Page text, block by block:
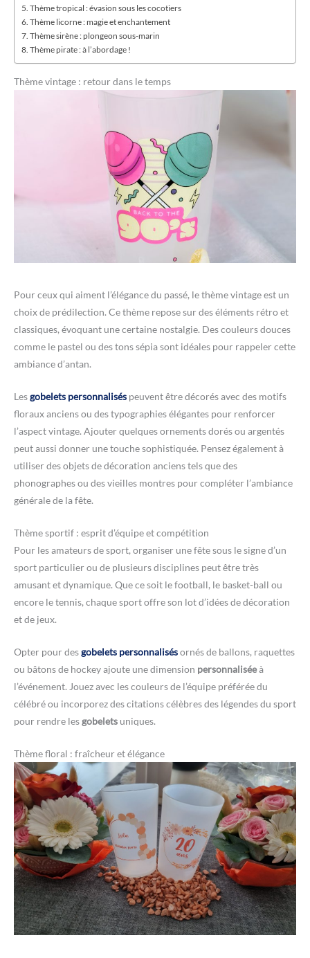
Thème tropical : évasion sous les cocotiers
Thème licorne : magie et enchantement
Thème sirène : plongeon sous-marin
Thème pirate : à l’abordage !
Thème vintage : retour dans le temps
Pour ceux qui aiment l’élégance du passé, le thème vintage est un
choix de prédilection. Ce thème repose sur des éléments rétro et
classiques, évoquant une certaine nostalgie. Des couleurs douces
comme le pastel ou des tons sépia sont idéales pour rappeler cette
ambiance d’antan.
Lesgobelets personnalisés peuvent être décorés avec des motifs
floraux anciens ou des typographies élégantes pour renforcer
l’aspect vintage. Ajouter quelques ornements dorés ou argentés
peut aussi donner une touche sophistiquée. Pensez également à
utiliser des objets de décoration anciens tels que des
phonographes ou des vieilles montres pour compléter l’ambiance
générale de la fête.
Thème sportif : esprit d’équipe et compétition
Pour les amateurs de sport, organiser une fête sous le signe d’un
sport particulier ou de plusieurs disciplines peut être très
amusant et dynamique. Que ce soit le football, le basket-ball ou
encore le tennis, chaque sport offre son lot d’idées de décoration
et de jeux.
Opter pour desgobelets personnalisésornés de ballons, raquettes
ou bâtons de hockey ajoute une dimension personnaliséeà
l’événement. Jouez avec les couleurs de l’équipe préférée du
célébré ou incorporez des citations célèbres des légendes du sport
pour rendre lesgobelets uniques.
Thème floral : fraîcheur et élégance